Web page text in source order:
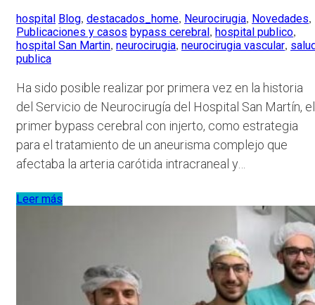
hospital Blog, destacados_home, Neurocirugia, Novedades,
Publicaciones y casos bypass cerebral, hospital publico,
hospital San Martin, neurocirugia, neurocirugia vascular,
publica
Ha sido posible realizar por primera vez en la historia
del Servicio de Neurocirugía del Hospital San Martín, el
primer bypass cerebral con injerto, como estrategia
para el tratamiento de un aneurisma complejo que
afectaba la arteria carótida intracraneal y…
Leer más